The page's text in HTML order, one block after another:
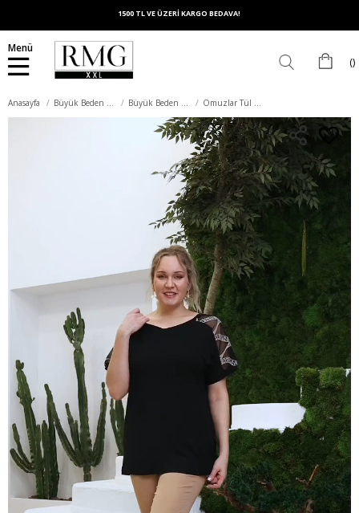
1500 TL VE ÜZERİ KARGO BEDAVA!
Menü
Anasayfa Büyük Beden Üst Giyim Büyük Beden Tişört Omuzlar Tül Detaylı Büyük Beden Siyah Tişört